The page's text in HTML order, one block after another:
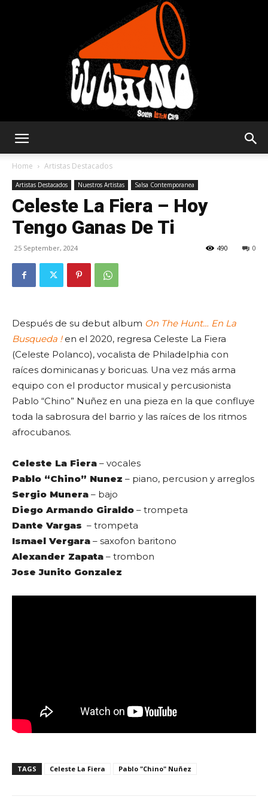
Latin
Home Artistas Destacados
Artistas Destacados Nuestros Artistas Salsa Contemporanea
Celeste La Fiera – Hoy
Tengo Ganas De Ti
25 September, 2024 0
490
Después de su debut album On The Hunt… En La
Busqueda !en el 2020, regresa Celeste La Fiera
(Celeste Polanco), vocalista de Philadelphia con
raíces dominicanas y boricuas. Una vez más arma
equipo con el productor musical y percusionista
Pablo “Chino” Nuñez en una pieza en la que confluye
toda la sabrosura del barrio y las raíces de los ritmos
afrocubanos.
Celeste La Fiera – vocales
Pablo “Chino” Nunez – piano, percusion y arreglos
Sergio Munera – bajo
Diego Armando Giraldo – trompeta
Dante Vargas – trompeta
Ismael Vergara – saxofon baritono
Alexander Zapata – trombon
Jose Junito Gonzalez
TAGS Celeste La Fiera Pablo "Chino" Nuñez